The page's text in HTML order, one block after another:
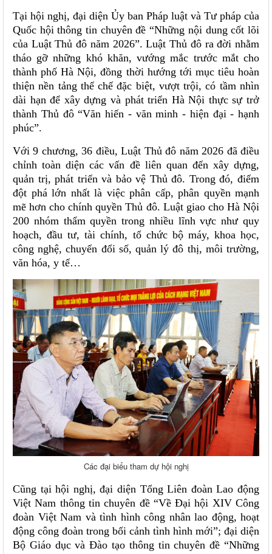
Tại hội nghị, đại diện Ủy ban Pháp luật và Tư pháp của
Quốc hội thông tin chuyên đề “Những nội dung cốt lõi
của Luật Thủ đô năm 2026”. Luật Thủ đô ra đời nhằm
tháo gỡ những khó khăn, vướng mắc trước mắt cho
thành phố Hà Nội, đồng thời hướng tới mục tiêu hoàn
thiện nền tảng thể chế đặc biệt, vượt trội, có tầm nhìn
dài hạn để xây dựng và phát triển Hà Nội thực sự trở
thành Thủ đô “Văn hiến - văn minh - hiện đại - hạnh
phúc”.
Với 9 chương, 36 điều, Luật Thủ đô năm 2026 đã điều
chỉnh toàn diện các vấn đề liên quan đến xây dựng,
quản trị, phát triển và bảo vệ Thủ đô. Trong đó, điểm
đột phá lớn nhất là việc phân cấp, phân quyền mạnh
mẽ hơn cho chính quyền Thủ đô. Luật giao cho Hà Nội
200 nhóm thẩm quyền trong nhiều lĩnh vực như quy
hoạch, đầu tư, tài chính, tổ chức bộ máy, khoa học,
công nghệ, chuyển đổi số, quản lý đô thị, môi trường,
văn hóa, y tế…
Các đại biểu tham dự hội nghị
Cũng tại hội nghị, đại diện Tổng Liên đoàn Lao động
Việt Nam thông tin chuyên đề “Về Đại hội XIV Công
đoàn Việt Nam và tình hình công nhân lao động, hoạt
động công đoàn trong bối cảnh tình hình mới”; đại diện
Bộ Giáo dục và Đào tạo thông tin chuyên đề “Những